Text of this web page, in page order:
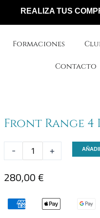
TUS COMPRAS
Formaciones
Contacto
Front Range
-
Range
4
Interior
cantidad
+
280,00€